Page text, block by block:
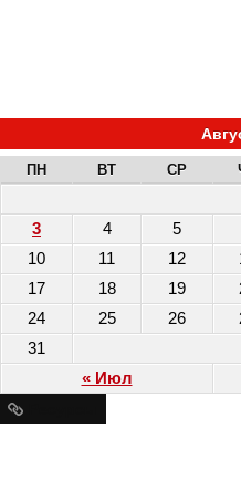
ПН ВТ СР
« Июл
3
4 5
10
11 12
17
18 19
24
25 26
31